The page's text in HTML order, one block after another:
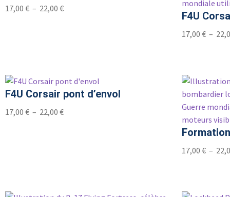
17,00 € – 22,00 €
F4U
17,00 € –
F4U Corsair pont d’envol
17,00 € – 22,00 €
17,00 € –